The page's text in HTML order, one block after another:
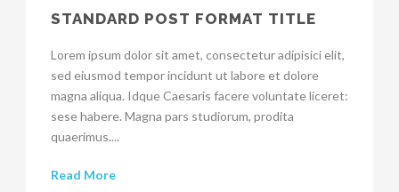
STANDARD POST FORMAT TITLE
Lorem ipsum dolor sit amet, consectetur adipisici elit,
sed eiusmod tempor incidunt ut labore et dolore
magna aliqua. Idque Caesaris facere voluntate liceret:
sese habere. Magna pars studiorum, prodita
quaerimus....
Read More